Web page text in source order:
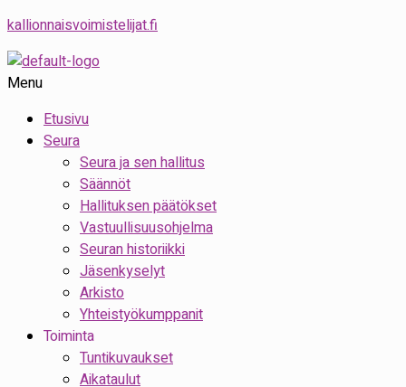
kallionnaisvoimistelijat.fi
Menu
Etusivu
Seura
Seura ja sen hallitus
Säännöt
Hallituksen päätökset
Vastuullisuusohjelma
Seuran historiikki
Jäsenkyselyt
Arkisto
Yhteistyökumppanit
Toiminta
Tuntikuvaukset
Aikataulut